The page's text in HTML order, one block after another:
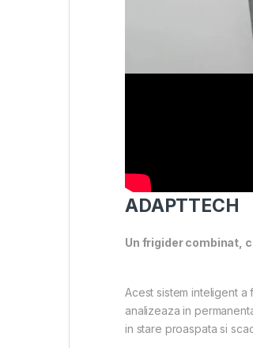
ADAPTTECH
Un frigider combinat,
Acest sistem inteligent
analizeaza in
in stare proaspata si